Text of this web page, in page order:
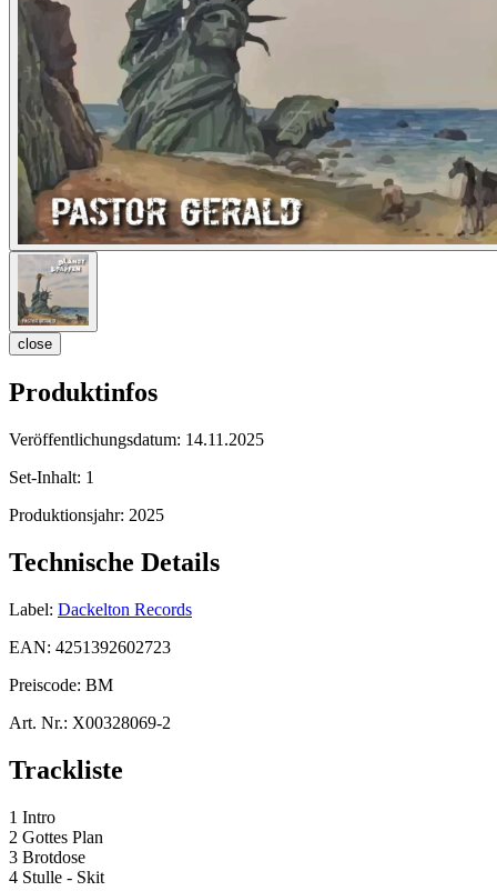
close
Produktinfos
Veröffentlichungsdatum: 14.11.2025
Set-Inhalt: 1
Produktionsjahr: 2025
Technische Details
Label: Dackelton Records
EAN: 4251392602723
Preiscode: BM
Art. Nr.: X00328069-2
Trackliste
1 Intro
2 Gottes Plan
3 Brotdose
4 Stulle - Skit